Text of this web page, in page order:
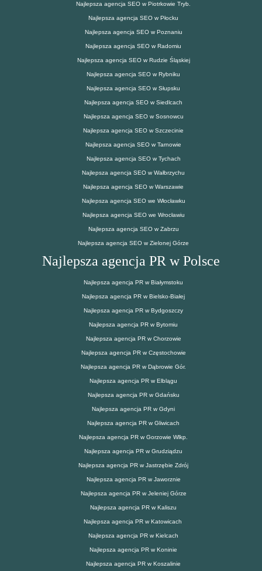
Najlepsza agencja SEO w Piotrkowie Tryb.
Najlepsza agencja SEO w Płocku
Najlepsza agencja SEO w Poznaniu
Najlepsza agencja SEO w Radomiu
Najlepsza agencja SEO w Rudzie Śląskiej
Najlepsza agencja SEO w Rybniku
Najlepsza agencja SEO w Słupsku
Najlepsza agencja SEO w Siedlcach
Najlepsza agencja SEO w Sosnowcu
Najlepsza agencja SEO w Szczecinie
Najlepsza agencja SEO w Tarnowie
Najlepsza agencja SEO w Tychach
Najlepsza agencja SEO w Wałbrzychu
Najlepsza agencja SEO w Warszawie
Najlepsza agencja SEO we Włocławku
Najlepsza agencja SEO we Wrocławiu
Najlepsza agencja SEO w Zabrzu
Najlepsza agencja SEO w Zielonej Górze
Najlepsza agencja PR w Polsce
Najlepsza agencja PR w Białymstoku
Najlepsza agencja PR w Bielsko-Białej
Najlepsza agencja PR w Bydgoszczy
Najlepsza agencja PR w Bytomiu
Najlepsza agencja PR w Chorzowie
Najlepsza agencja PR w Częstochowie
Najlepsza agencja PR w Dąbrowie Gór.
Najlepsza agencja PR w Elblągu
Najlepsza agencja PR w Gdańsku
Najlepsza agencja PR w Gdyni
Najlepsza agencja PR w Gliwicach
Najlepsza agencja PR w Gorzowie Wlkp.
Najlepsza agencja PR w Grudziądzu
Najlepsza agencja PR w Jastrzębie Zdrój
Najlepsza agencja PR w Jaworznie
Najlepsza agencja PR w Jeleniej Górze
Najlepsza agencja PR w Kaliszu
Najlepsza agencja PR w Katowicach
Najlepsza agencja PR w Kielcach
Najlepsza agencja PR w Koninie
Najlepsza agencja PR w Koszalinie